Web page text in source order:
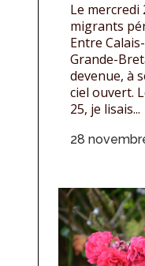
Le mercredi
migrants
Entre
Grande-
devenue, à
ciel ouvert.
25, je lisais...
28